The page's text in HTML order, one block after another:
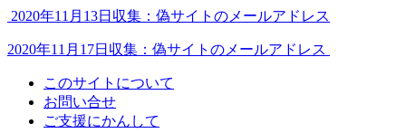
2020年11月13日収集：偽サイトのメールアドレス
2020年11月17日収集：偽サイトのメールアドレス
このサイトについて
お問い合せ
ご支援にかんして